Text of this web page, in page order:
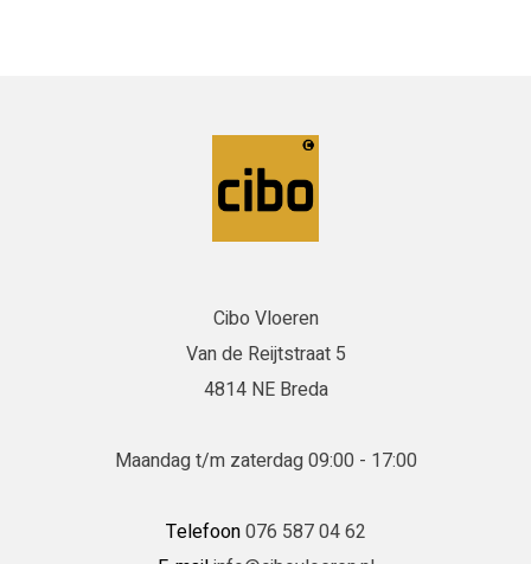
Cibo Vloeren
Van de Reijtstraat 5
4814 NE Breda
Maandag t/m zaterdag 09:00 - 17:00
Telefoon076 587 04 62